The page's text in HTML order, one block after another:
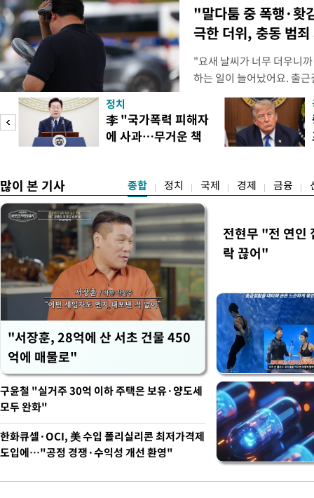
"말다툼 중 폭행·홧
극한 더위, 충동 범
"요새 날씨가 너무 더우니
하는 일이 늘어났어요. 출
거나, 누가 길을 막고 서
(40대 직장인 A씨) 유례없
에도 쉽게 짜증을 내거나
있다. 높은 기온과 습도가
정치
李 "국가폭력 피해자
에 사과…무거운 책
많이 본 기사 종합 정치 국제 경제 금융
"서장훈, 28억에 산 서초 건물 450
억에 매물로"
전현무 "전 연인
락 끊어"
구윤철 "실거주 30억 이하 주택은 보유·양도세
모두 완화"
한화큐셀·OCI, 美 수입 폴리실리콘 최저가격제
도입에…"공정 경쟁·수익성 개선 환영"